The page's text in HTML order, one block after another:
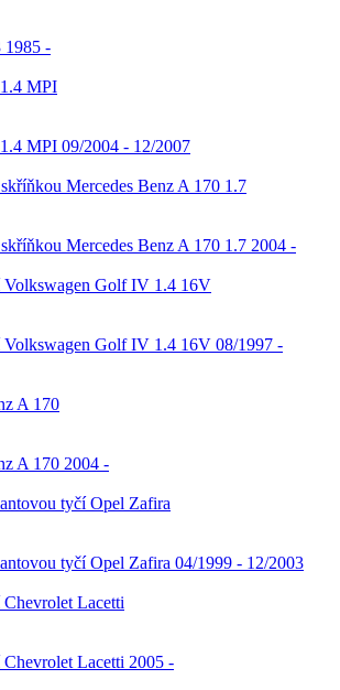
1985 -
MPI
MPI 09/2004 - 12/2007
Mercedes Benz A 170 1.7
Mercedes Benz A 170 1.7 2004 -
Volkswagen Golf IV 1.4 16V
Volkswagen Golf IV 1.4 16V 08/1997 -
A 170
A 170 2004 -
tyčí Opel Zafira
tyčí Opel Zafira 04/1999 - 12/2003
Lacetti
Lacetti 2005 -